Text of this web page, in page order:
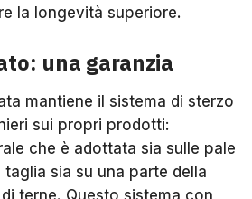
la longevità superiore.
una garanzia
mantiene il sistema di sterzo
sui propri prodotti:
che è adottata sia sulle pale
sia su una parte della